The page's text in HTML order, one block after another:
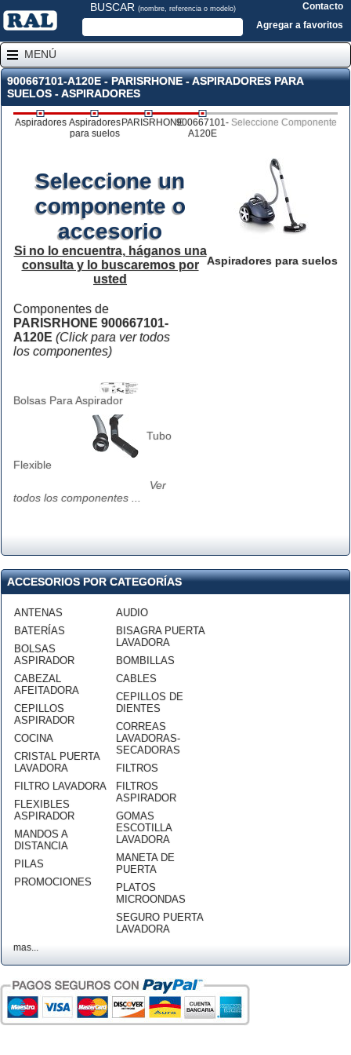
BUSCAR (nombre, referencia o modelo)
Contacto
Agregar a favoritos
MENÚ
900667101-A120E - PARISRHONE - ASPIRADORES PARA
SUELOS - ASPIRADORES
Aspiradores Aspiradores
para suelos
PARISRHONE900667101-
A120E
Seleccione Componente
Aspiradores para suelos
Seleccione un
componente o
accesorio
Si no lo encuentra, háganos una
consulta y lo buscaremos por
usted
Componentes de
PARISRHONE 900667101-
A120E (Click para ver todos
los componentes)
Bolsas Para Aspirador
Tubo
Flexible
Ver
todos los componentes ...
ACCESORIOS POR CATEGORÍAS
ANTENAS
BATERÍAS
BOLSAS
ASPIRADOR
CABEZAL
AFEITADORA
CEPILLOS
ASPIRADOR
COCINA
CRISTAL PUERTA
LAVADORA
FILTRO LAVADORA
FLEXIBLES
ASPIRADOR
MANDOS A
DISTANCIA
PILAS
PROMOCIONES
AUDIO
BISAGRA PUERTA
LAVADORA
BOMBILLAS
CABLES
CEPILLOS DE
DIENTES
CORREAS
LAVADORAS-
SECADORAS
FILTROS
FILTROS
ASPIRADOR
GOMAS
ESCOTILLA
LAVADORA
MANETA DE
PUERTA
PLATOS
MICROONDAS
SEGURO PUERTA
LAVADORA
mas...